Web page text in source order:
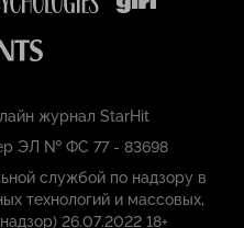
журнал StarHit
ЭЛ № ФС 77 - 83698
службой по надзору в
технологий и массовых,
26.07.2022 18+